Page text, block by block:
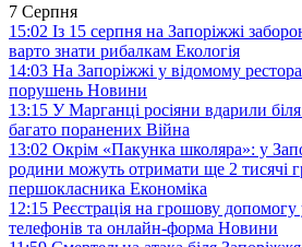
7 Серпня
15:02 Із 15 серпня на Запоріжжі
варто знати рибалкам Екологія
14:03 На Запоріжжі у відомому
порушень Новини
13:15 У Марганці росіяни вдарили
багато поранених Війна
13:02 Окрім «Пакунка школяра»: у
родини можуть отримати ще 2 тисячі
першокласника Економіка
12:15 Реєстрація на грошову
телефонів та онлайн-форма Новини